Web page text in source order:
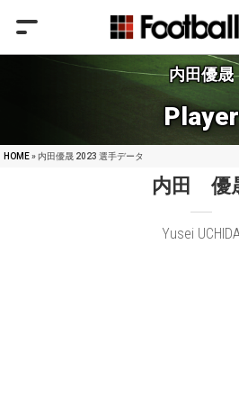
内田優晟
Player
HOME» 内田優晟 2023 選手データ
内田 優
Yusei